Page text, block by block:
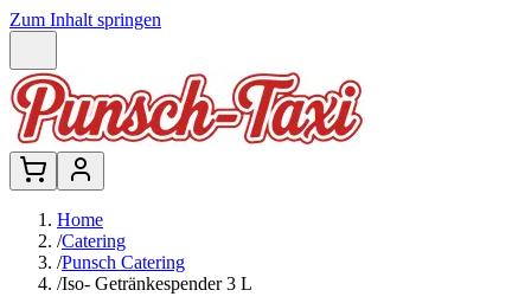
Zum Inhalt springen
Home
/Catering
/Punsch Catering
/Iso- Getränkespender 3 L